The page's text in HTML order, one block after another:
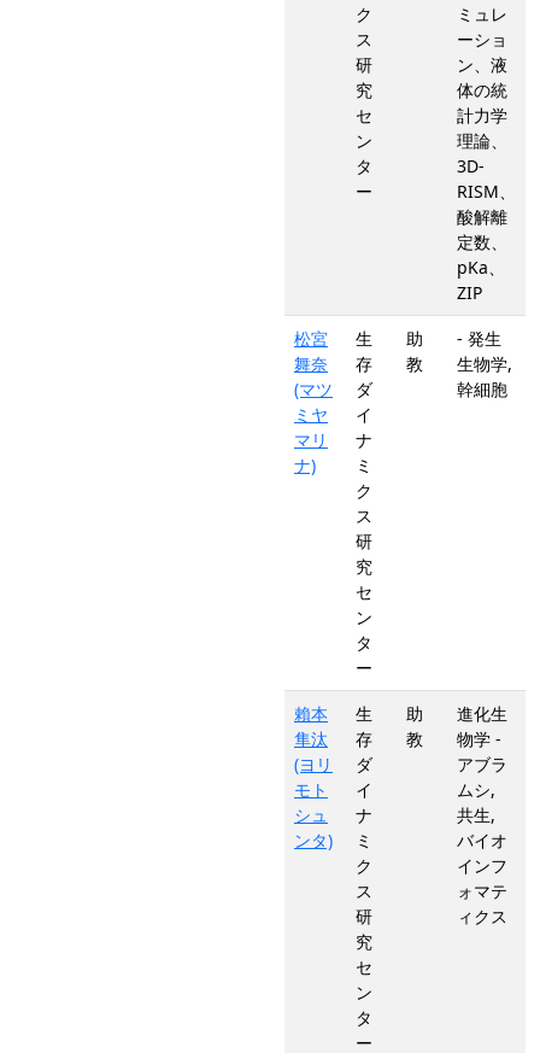
ク
ス
研
究
セ
ン
タ
ー
ミュレ
ーショ
ン、液
体の統
計力学
理論、
3D-
RISM、
酸解離
定数、
pKa、
ZIP
松宮
舞奈
(マツ
ミヤ
マリ
ナ)
生
存
ダ
イ
ナ
ミ
ク
ス
研
究
セ
ン
タ
ー
助
教
- 発生
生物学,
幹細胞
賴本
隼汰
(ヨリ
モト
シュ
ンタ)
生
存
ダ
イ
ナ
ミ
ク
ス
研
究
セ
ン
タ
ー
助
教
進化生
物学 -
アブラ
ムシ,
共生,
バイオ
インフ
ォマテ
ィクス